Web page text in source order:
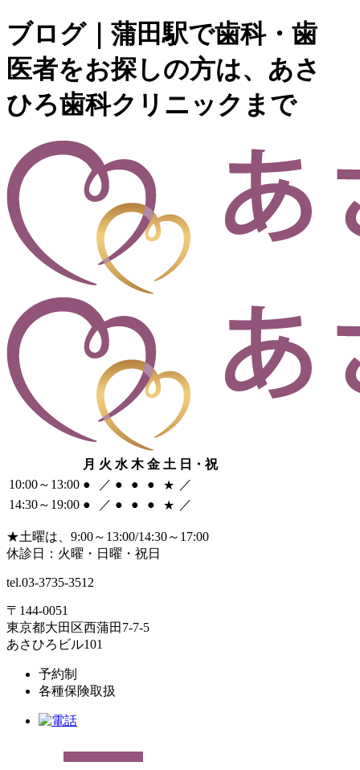
ブログ｜蒲田駅で歯科・歯
医者をお探しの方は、あさ
ひろ歯科クリニックまで
月 火 水 木 金 土 日・祝
10:00～13:00 ● ／ ● ● ● ★ ／
14:30～19:00 ● ／ ● ● ● ★ ／
★土曜は、9:00～13:00/14:30～17:00
休診日：火曜・日曜・祝日
tel.03-3735-3512
〒144-0051
東京都大田区西蒲田7-7-5
あさひろビル101
予約制
各種保険取扱